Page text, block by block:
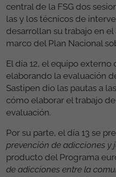
central de la FSG dos
las y los técnicos de
desarrollan su trabajo en
marco del Plan Nacional
El día 12, el equipo externo
elaborando la evaluación
Sastipen dio las pautas a
cómo elaborar el trabajo
evaluación.
Por su parte, el día 13 se
prevención de adicciones y
producto del Programa
de adicciones entre la